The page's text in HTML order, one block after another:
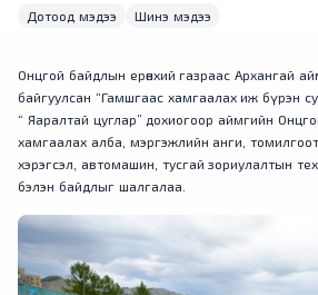
Дотоод мэдээ
Шинэ мэдээ
Онцгой байдлын ерөнхий газраас Архангай
байгуулсан “Гамшгаас хамгаалах иж бүрэн
“ Яаралтай цуглар” дохиогоор аймгийн
хамгаалах алба, мэргэжлийн анги,
хэрэгсэл, автомашин, тусгай зориулалтын
бэлэн байдлыг шалгалаа.